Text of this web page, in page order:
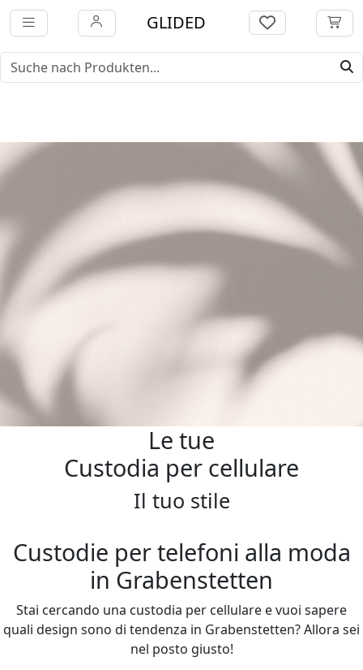
GLIDED
Le tue
Custodia per cellulare
Il tuo stile
Custodie per telefoni alla moda
in Grabenstetten
Stai cercando una custodia per cellulare e vuoi sapere
quali design sono di tendenza in Grabenstetten? Allora sei
nel posto giusto!